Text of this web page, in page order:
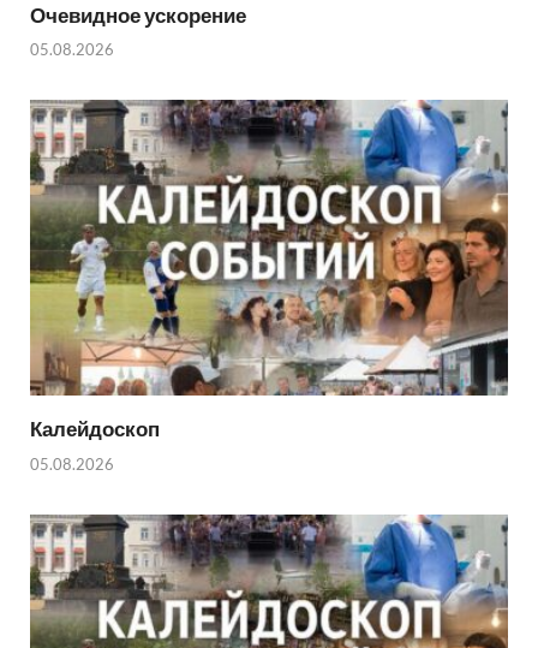
Очевидное ускорение
05.08.2026
Калейдоскоп
05.08.2026